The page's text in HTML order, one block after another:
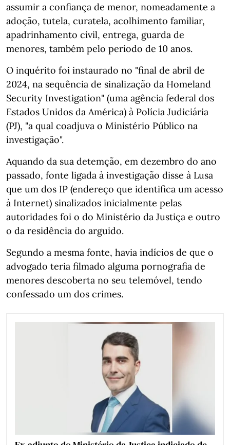
assumir a confiança de menor, nomeadamente a
adoção, tutela, curatela, acolhimento familiar,
apadrinhamento civil, entrega, guarda de
menores, também pelo período de 10 anos.
O inquérito foi instaurado no "final de abril de
2024, na sequência de sinalização da Homeland
Security Investigation" (uma agência federal dos
Estados Unidos da América) à Polícia Judiciária
(PJ), "a qual coadjuva o Ministério Público na
investigação".
Aquando da sua detemção, em dezembro do ano
passado, fonte ligada à investigação disse à Lusa
que um dos IP (endereço que identifica um acesso
à Internet) sinalizados inicialmente pelas
autoridades foi o do Ministério da Justiça e outro
o da residência do arguido.
Segundo a mesma fonte, havia indícios de que o
advogado teria filmado alguma pornografia de
menores descoberta no seu telemóvel, tendo
confessado um dos crimes.